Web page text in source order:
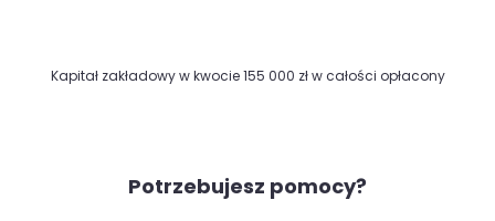
Kapitał zakładowy w kwocie 155 000 zł w całości opłacony
Potrzebujesz pomocy?